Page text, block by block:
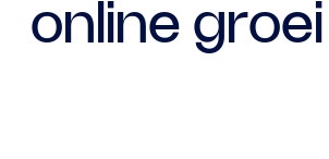
online groei